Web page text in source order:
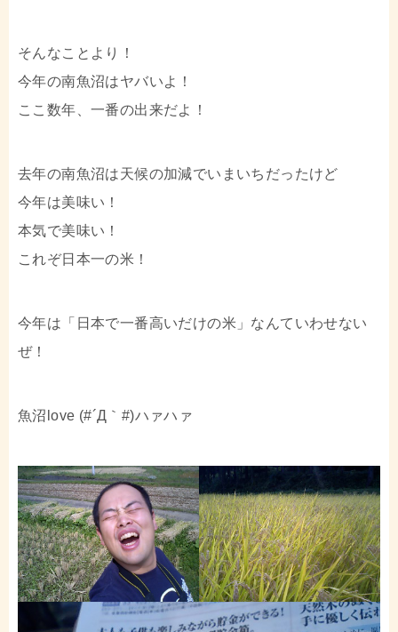
そんなことより！
今年の南魚沼はヤバいよ！
ここ数年、一番の出来だよ！
去年の南魚沼は天候の加減でいまいちだったけど
今年は美味い！
本気で美味い！
これぞ日本一の米！
今年は「日本で一番高いだけの米」なんていわせない
ぜ！
魚沼love (#´Д｀#)ハァハァ